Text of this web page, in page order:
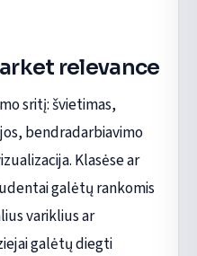
relevance
sritį: švietimas,
bendradarbiavimo
Klasėse ar
galėtų rankomis
variklius ar
galėtų diegti